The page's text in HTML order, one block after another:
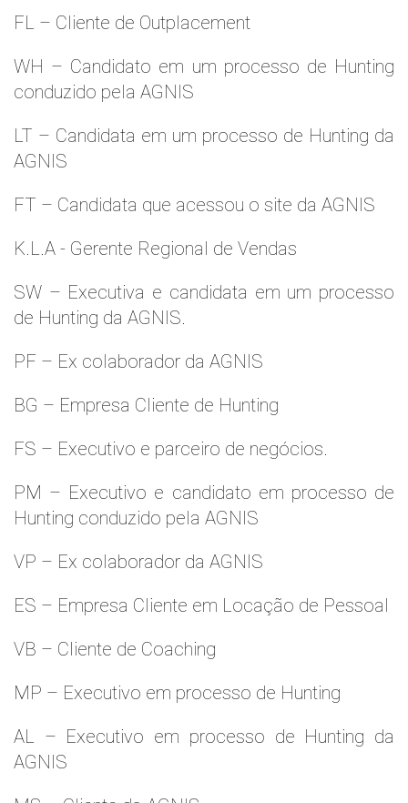
FL – Cliente de Outplacement
WH – Candidato em um processo de Hunting
conduzido pela AGNIS
LT – Candidata em um processo de Hunting da
AGNIS
FT – Candidata que acessou o site da AGNIS
K.L.A - Gerente Regional de Vendas
SW – Executiva e candidata em um processo
de Hunting da AGNIS.
PF – Ex colaborador da AGNIS
BG – Empresa Cliente de Hunting
FS – Executivo e parceiro de negócios.
PM – Executivo e candidato em processo de
Hunting conduzido pela AGNIS
VP – Ex colaborador da AGNIS
ES – Empresa Cliente em Locação de Pessoal
VB – Cliente de Coaching
MP – Executivo em processo de Hunting
AL – Executivo em processo de Hunting da
AGNIS